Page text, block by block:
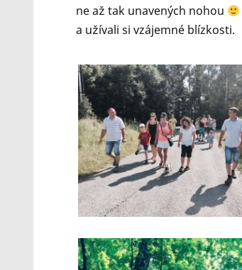
ne až tak unavených nohou
a užívali si vzájemné blízkosti.